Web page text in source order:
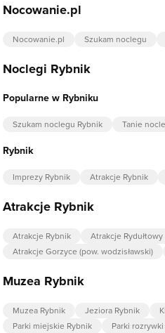
Nocowanie.pl
Nocowanie.pl Szukam noclegu
Noclegi Rybnik
Popularne w Rybniku
Szukam noclegu Rybnik Tanie
Rybnik
Imprezy Rybnik Atrakcje Rybnik
Atrakcje Rybnik
Atrakcje Rybnik Atrakcje Rydułtowy
Atrakcje Gorzyce (pow. wodzisławski)
Muzea Rybnik
Muzea Rybnik Jeziora Rybnik
Parki miejskie Rybnik
Parki